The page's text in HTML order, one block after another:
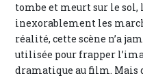
tombe et meurt sur le
inexorablement les
réalité, cette scène n’a
utilisée pour frapper
dramatique au film. Mais